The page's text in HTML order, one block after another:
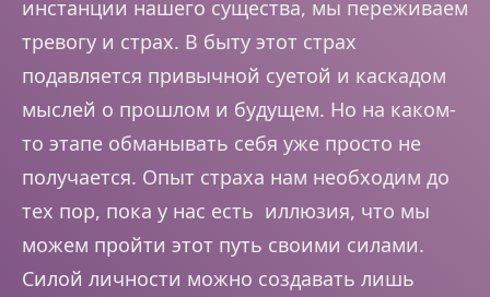
инстанции нашего существа, мы переживаем
тревогу и страх. В быту этот страх
подавляется привычной суетой и каскадом
мыслей о прошлом и будущем. Но на каком-
то этапе обманывать себя уже просто не
получается. Опыт страха нам необходим до
тех пор, пока у нас есть иллюзия, что мы
можем пройти этот путь своими силами.
Силой личности можно создавать лишь